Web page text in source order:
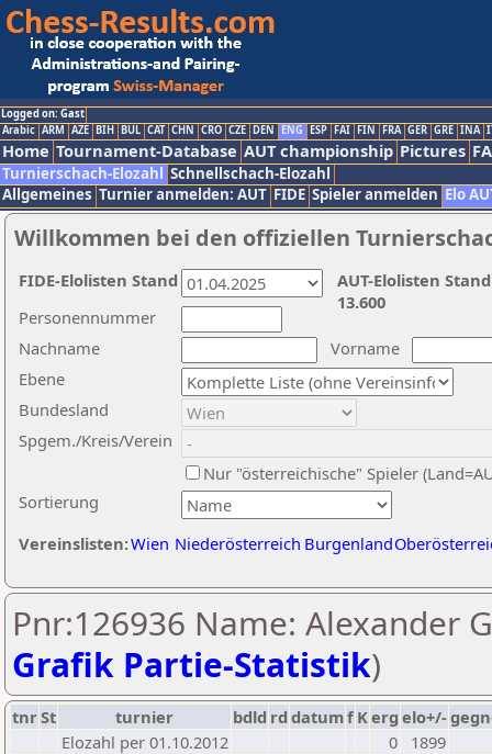
Logged on: Gast
Arabic ARM AZE BIH BUL CAT CHN CRO CZE DEN ENG ESP FAI FIN FRA GER GRE INA
Home Tournament-Database AUT championship Pictures
Turnierschach-Elozahl Schnellschach-Elozahl
Allgemeines Turnier anmelden: AUT FIDE Spieler anmelden Elo
Willkommen bei den offiziellen
Nachname
Vorname
Ebene
Sortierung
Personennummer
Bundesland
Spgem./Kreis/Verein
Nur "österreichische" Spieler
Vereinslisten:Wien Niederösterreich Burgenland
AUT-Elolisten
13.600
FIDE-Elolisten Stand
Pnr:126936 Name: Alexander
Grafik Partie-Statistik)
tnrSt turnier bdld rd datumf Kerg elo+/-
Elozahl per 01.10.2012
0
1899